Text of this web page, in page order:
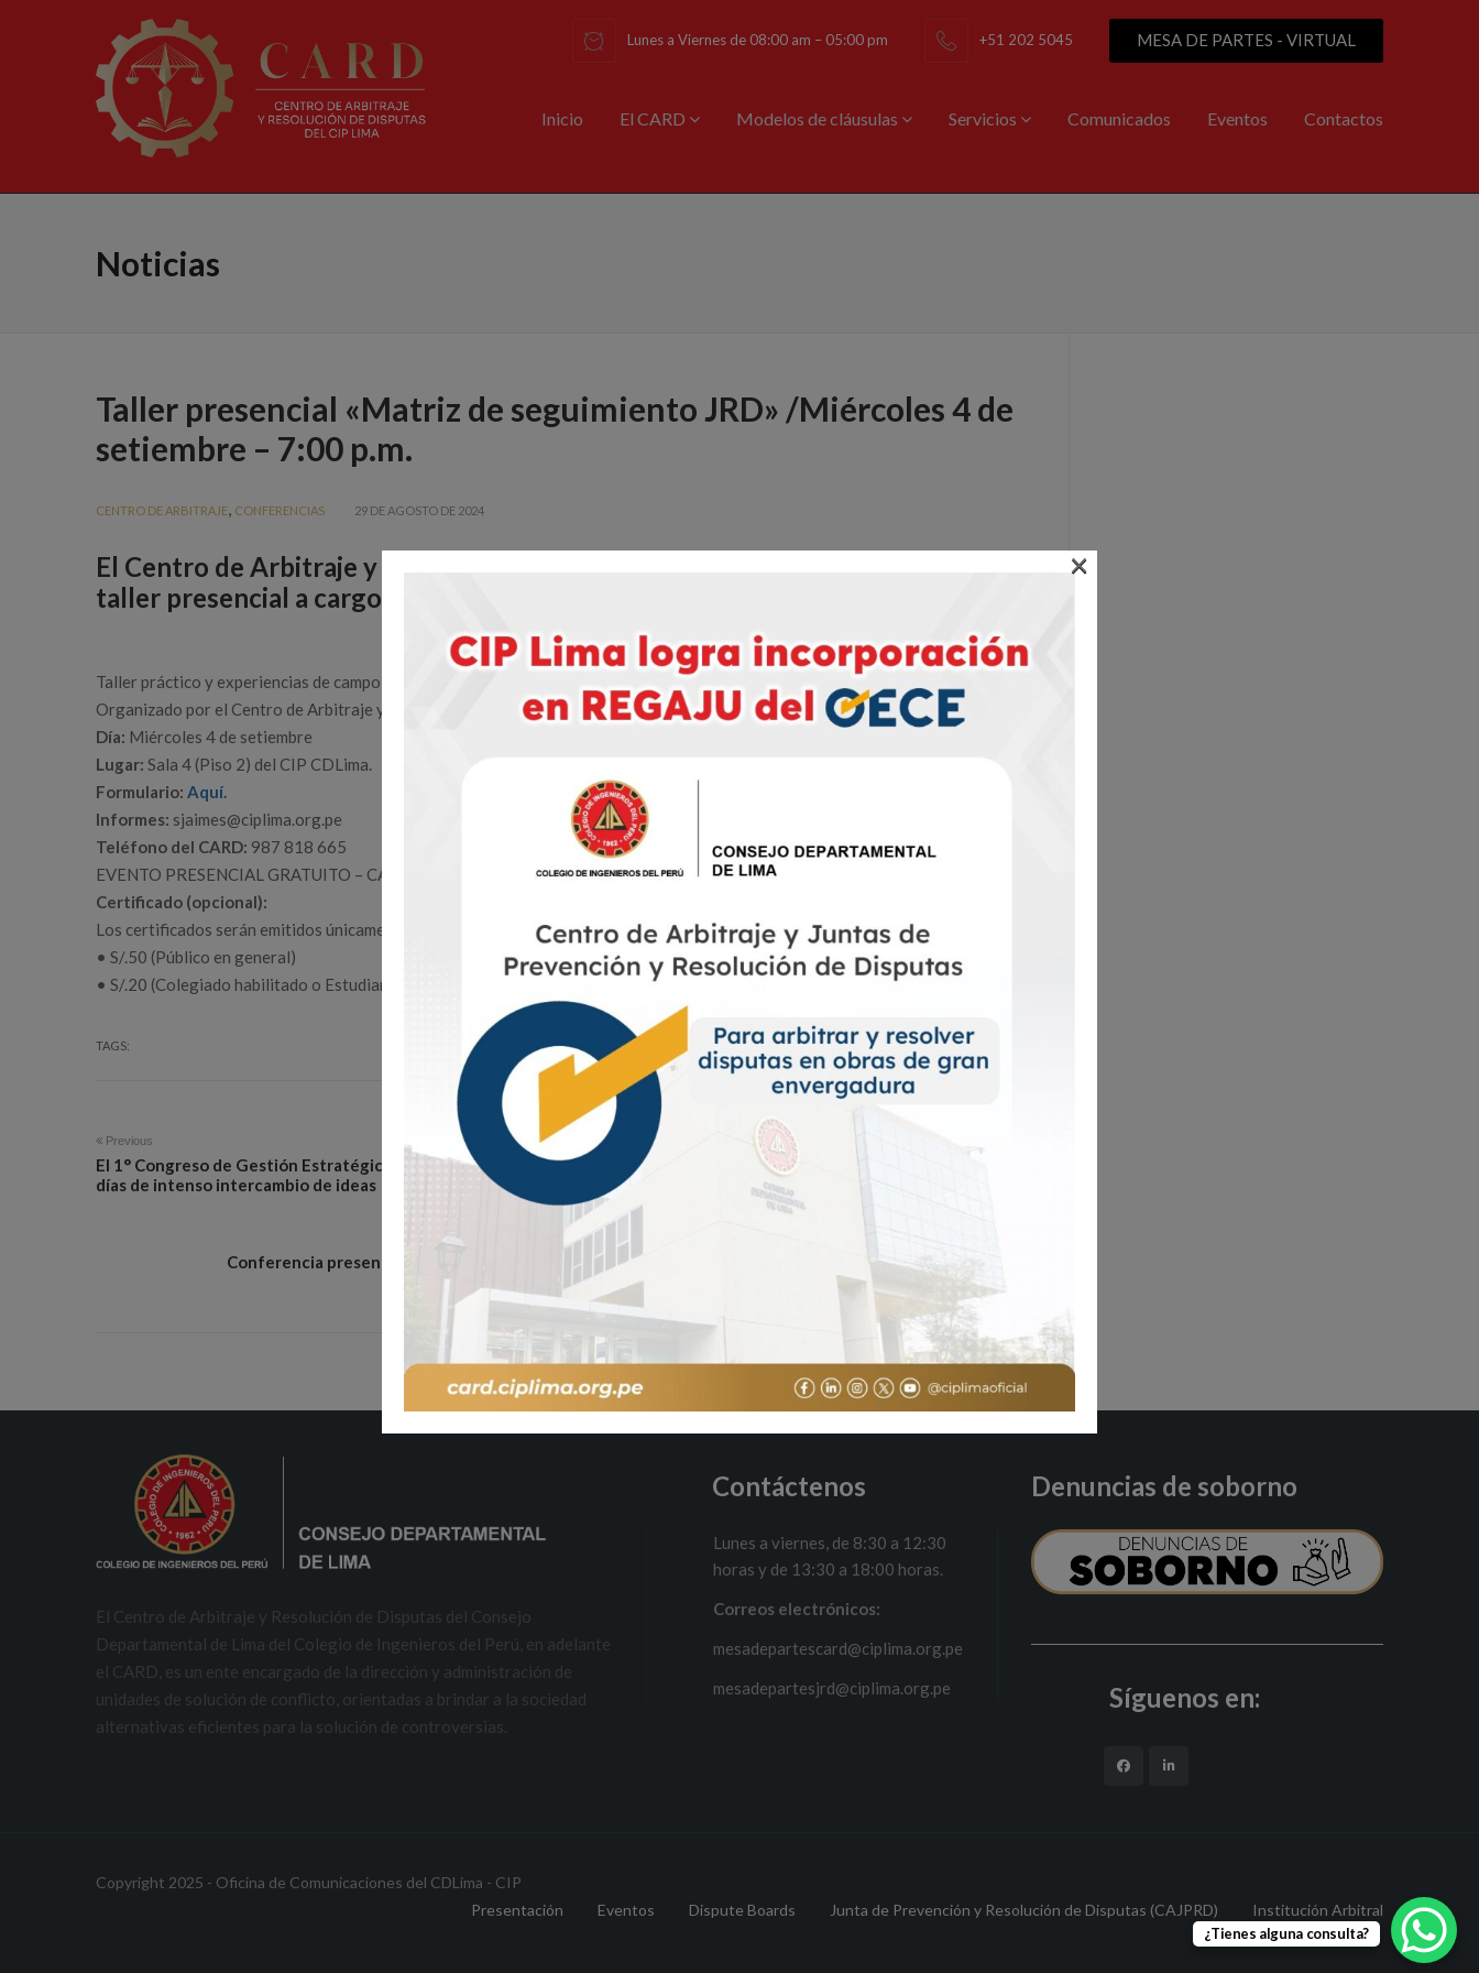
Lunes a Viernes de 08:00 am – 05:00 pm +51 202 5045 MESA DE PARTES - VIRTUAL
Inicio El CARD Modelos de cláusulas Servicios Comunicados Eventos Contactos
Noticias
Taller presencial «Matriz de seguimiento JRD» /Miércoles 4 de
setiembre – 7:00 p.m.
CENTRO DE ARBITRAJE CONFERENCIAS 29 DE AGOSTO DE 2024
El Centro de Arbitraje y Resolución de Disputas del CIP-CDLima organiza este
taller presencial a cargo del Ing. CIP Alexis Rodríguez Cabanillas. Ingreso libre.
Taller práctico y experiencias de campo
Organizado por el Centro de Arbitraje y Resolución de Disputas del CIP CDLima
Día: Miércoles 4 de setiembre
Lugar: Sala 4 (Piso 2) del CIP CDLima.
Formulario: Aquí.
Informes: sjaimes@ciplima.org.pe
Teléfono del CARD: 987 818 665
EVENTO PRESENCIAL GRATUITO – CAPACIDAD LIMITADA
Certificado (opcional):
Los certificados serán emitidos únicamente para los asistentes de manera presencial.
• S/.50 (Público en general)
• S/.20 (Colegiado habilitado o Estudiante)
TAGS: SHARE:FACEBOOK,TWITTER, GOOGLE+,
Previous
El 1° Congreso de Gestión Estratégica para la Mitigación de las Brechas de Infraestructura llegó a su fin después de tres
días de intenso intercambio de ideas
Conferencia presencial «JPRD: Prevención y matriz de seguimiento» /Jueves 12 de septiembre – 7:00 p.m.
El Centro de Arbitraje y Resolución de Disputas del Consejo
Departamental de Lima del Colegio de Ingenieros del Perú, en adelante
el CARD, es un ente encargado de la dirección y administración de
unidades de solución de conflicto, orientadas a brindar a la sociedad
alternativas eficientes para la solución de controversias.
Contáctenos
Lunes a viernes, de 8:30 a 12:30
horas y de 13:30 a 18:00 horas.
Correos electrónicos:
mesadepartescard@ciplima.org.pe
mesadepartesjrd@ciplima.org.pe
Denuncias de soborno
Síguenos en:
Copyright 2025 - Oficina de Comunicaciones del CDLima - CIP
Presentación
Eventos Dispute Boards Junta de Prevención y Resolución de Disputas (CAJPRD) Institución Arbitral
¿Tienes alguna consulta?
×